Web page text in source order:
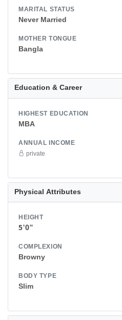
MARITAL STATUS
Never Married
MOTHER TONGUE
Bangla
Education & Career
HIGHEST EDUCATION
MBA
ANNUAL INCOME
private
Physical Attributes
HEIGHT
5'0"
COMPLEXION
Browny
BODY TYPE
Slim